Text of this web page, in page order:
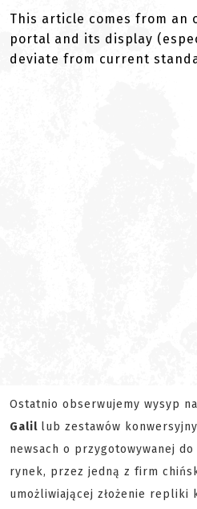
This article comes from an
portal and its display
deviate from current
Ostatnio obserwujemy wysyp
Galil lub zestawów
newsach o przygotowywanej
rynek, przez jedną z firm
umożliwiającej złożenie repliki